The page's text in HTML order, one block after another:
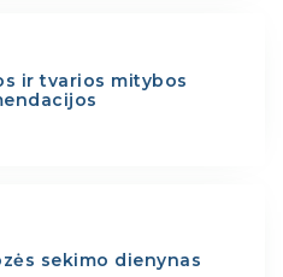
ir tvarios mitybos
sekimo dienynas